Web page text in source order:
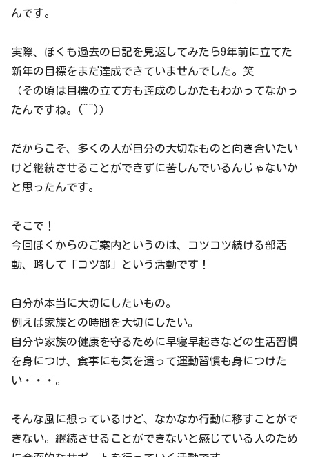
んです。
実際、ぼくも過去の日記を見返してみたら9年前に立てた
新年の目標をまだ達成できていませんでした。笑
（その頃は目標の立て方も達成のしかたもわかってなかっ
たんですね。(^^)）
だからこそ、多くの人が自分の大切なものと向き合いたい
けど継続させることができずに苦しんでいるんじゃないか
と思ったんです。
そこで！
今回ぼくからのご案内というのは、コツコツ続ける部活
動、略して「コツ部」という活動です！
自分が本当に大切にしたいもの。
例えば家族との時間を大切にしたい。
自分や家族の健康を守るために早寝早起きなどの生活習慣
を身につけ、食事にも気を遣って運動習慣も身につけた
い・・・。
そんな風に想っているけど、なかなか行動に移すことがで
きない。継続させることができないと感じている人のため